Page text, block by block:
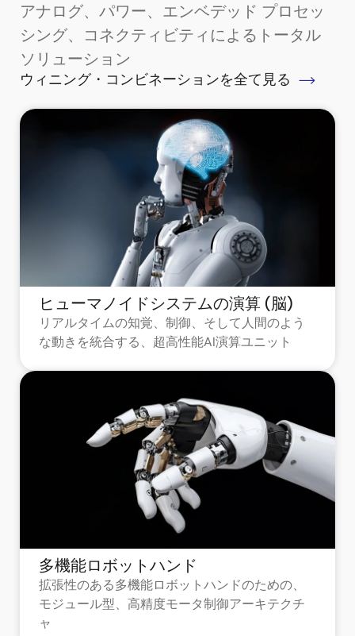
アナログ、パワー、エンベデッド プロセッ
シング、コネクティビティによるトータル
ソリューション
ウィニング・コンビネーションを全て見る
ヒューマノイドシステムの演算 (脳)
リアルタイムの知覚、制御、そして人間のよう
な動きを統合する、超高性能AI演算ユニット
多機能ロボットハンド
拡張性のある多機能ロボットハンドのための、
モジュール型、高精度モータ制御アーキテクチ
ャ